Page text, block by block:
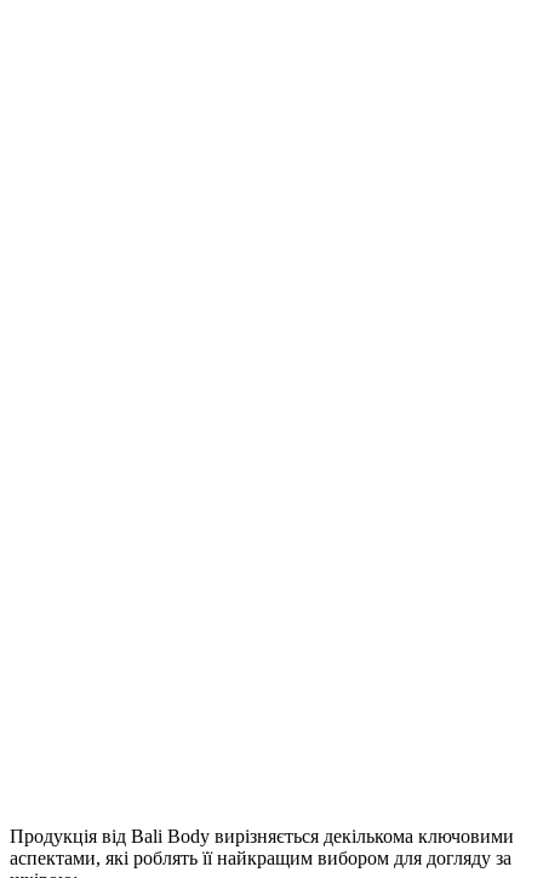
Продукція від Bali Body вирізняється декількома ключовими
аспектами, які роблять її найкращим вибором для догляду за